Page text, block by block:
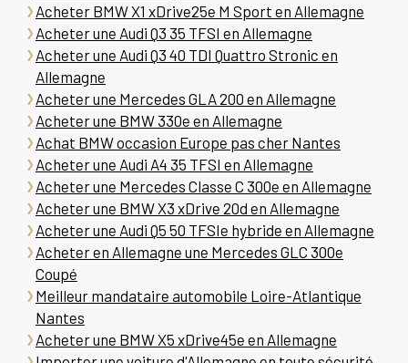
Acheter BMW X1 xDrive25e M Sport en Allemagne
Acheter une Audi Q3 35 TFSI en Allemagne
Acheter une Audi Q3 40 TDI Quattro Stronic en
Allemagne
Acheter une Mercedes GLA 200 en Allemagne
Acheter une BMW 330e en Allemagne
Achat BMW occasion Europe pas cher Nantes
Acheter une Audi A4 35 TFSI en Allemagne
Acheter une Mercedes Classe C 300e en Allemagne
Acheter une BMW X3 xDrive 20d en Allemagne
Acheter une Audi Q5 50 TFSIe hybride en Allemagne
Acheter en Allemagne une Mercedes GLC 300e
Coupé
Meilleur mandataire automobile Loire-Atlantique
Nantes
Acheter une BMW X5 xDrive45e en Allemagne